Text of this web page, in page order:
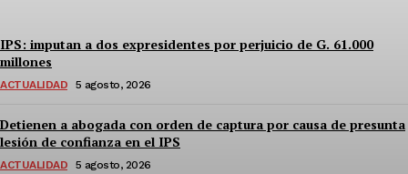
IPS: imputan a dos expresidentes por perjuicio de G. 61.000
millones
ACTUALIDAD 5 agosto, 2026
Detienen a abogada con orden de captura por causa de presunta
lesión de confianza en el IPS
ACTUALIDAD 5 agosto, 2026